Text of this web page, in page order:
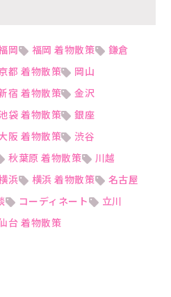
岡 福岡 着物散策
鎌倉
都 着物散策
岡山
宿 着物散策
金沢
袋 着物散策
銀座
阪 着物散策
渋谷
秋葉原 着物散策
川越
浜 横浜 着物散策
名古屋
コーディネート
立川
台 着物散策